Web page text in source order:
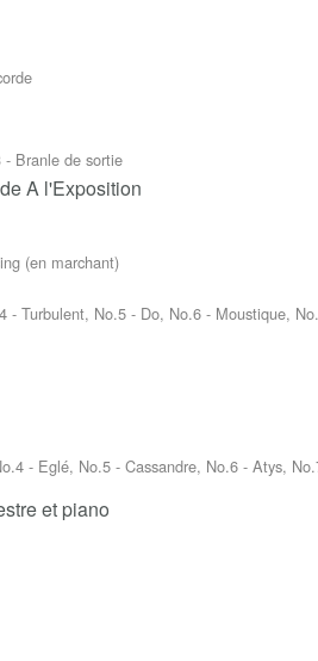
Branle de sortie
A l'Exposition
(en marchant)
Turbulent, No.5 - Do, No.6 - Moustique,
- Eglé, No.5 - Cassandre, No.6 - Atys,
et piano